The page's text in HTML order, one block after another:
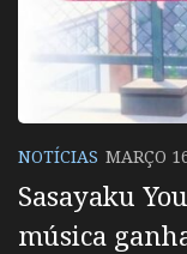
NOTÍCIAS MARÇO
Sasayaku
música